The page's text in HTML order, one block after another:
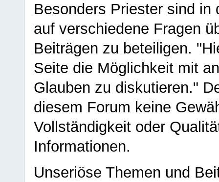
Besonders Priester sind in
auf verschiedene Fragen
Beiträgen zu beteiligen.
Seite die Möglichkeit mit
Glauben zu diskutieren."
diesem Forum keine
Vollständigkeit oder
Informationen.
Unseriöse Themen und